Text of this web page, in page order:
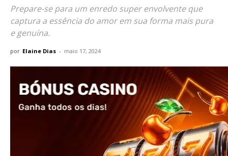
Prepare-se para um enredo super envolvente que
captura a essência do amor em sua forma mais pura
e genuína.
por Elaine Dias - maio 17, 2024